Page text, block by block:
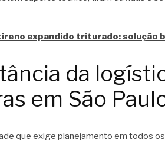
expandido triturado: solução
da
em São
que exige planejamento em todos